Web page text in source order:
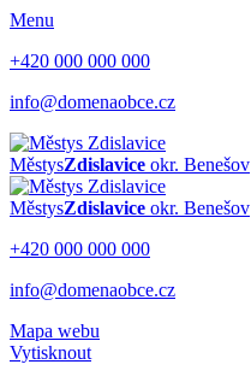
Menu
+420 000 000 000
info@domenaobce.cz
MěstysZdislavice okr. Benešov
MěstysZdislavice okr. Benešov
+420 000 000 000
info@domenaobce.cz
Mapa webu
Vytisknout